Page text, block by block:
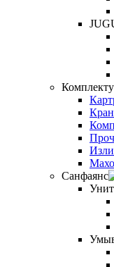
Санфаянс